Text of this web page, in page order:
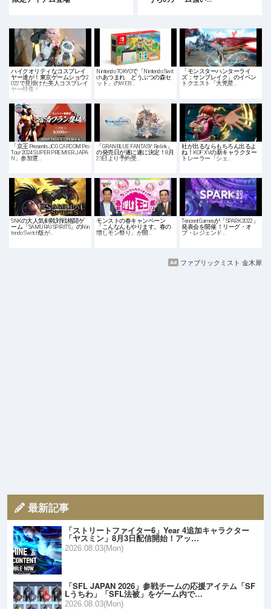
ハイクオリティなコスプレイ
ヤー達が！東京ゲームショウ2
022で見掛けた美人コスプレイ
ヤー特集！
Nintendo TOKYOで「Nintendo Swit
ch あつまれ どうぶつの森セ
ット」のWEB…
「モンスターハンターライ
ズ：サンブレイク」のイベン
トクエスト「大兇星…
「京王 Presents JCG CAPCOM Pro
Tour 2024 SUPER PREMIER JAPA
N」参加選…
「GRANBLUE FANTASY: Relink」
の発売日が遂に遂に決定！8月
23日より予約受…
社が出るならもちろん出るよ
ね！KOF XVの新キャラクター
トレーラー「シェ…
SNKの大人気剣戟対戦格闘ゲ
ーム「SAMURAI SPIRITS」のNin
tendo Switch版が…
モンストの春キャンペーン
「こんなんもやります。春の
増しモン祭り」が開…
Tencent Gamesが「SPARK 2022」
発表会を開催 ！リーグ・オ
ブ・レジェンド…
ファブリックミスト 金木犀
最新記事
「ストリートファイター6」Year 4追加キャラクター
「ヤスミン」8月3日配信開始！アッ…
2026.08.03(Mon)
「SFL JAPAN 2026」参戦チームの応援アイテム「SF
Lうちわ」「SFL法被」をゲーム内で…
2026.08.03(Mon)